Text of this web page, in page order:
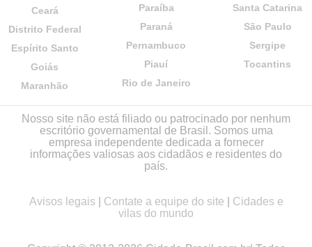
Ceará
Distrito Federal
Espírito Santo
Goiás
Maranhão
Paraíba
Paraná
Pernambuco
Piauí
Rio de Janeiro
Santa Catarina
São Paulo
Sergipe
Tocantins
Nosso site não está filiado ou patrocinado por nenhum
escritório governamental de Brasil. Somos uma
empresa independente dedicada a fornecer
informações valiosas aos cidadãos e residentes do
país.
Avisos legais Contate a equipe do site
Cidades e
vilas do mundo